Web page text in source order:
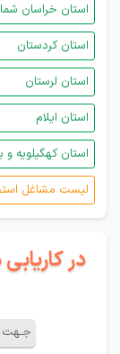
استان خراسان
استان کردستان
استان لرستان
استان ایلام
استان کهگیلویه و
لیست مشاغل
در
جـهت